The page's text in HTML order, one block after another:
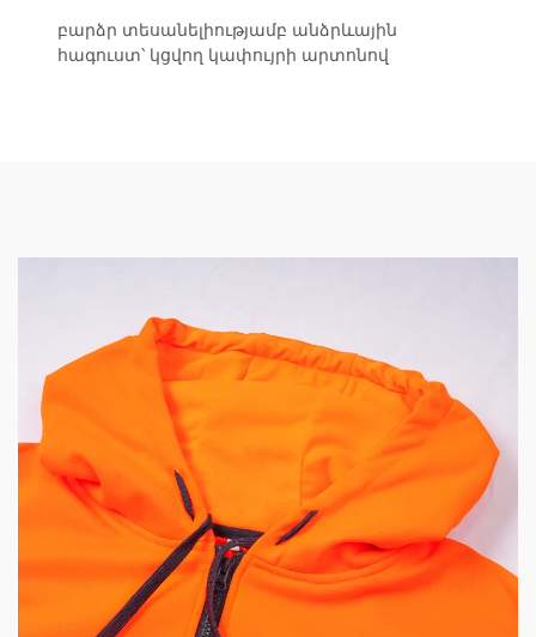
բարձր տեսանելիությամբ անձրևային
հագուստ՝ կցվող կափույրի արտոնով